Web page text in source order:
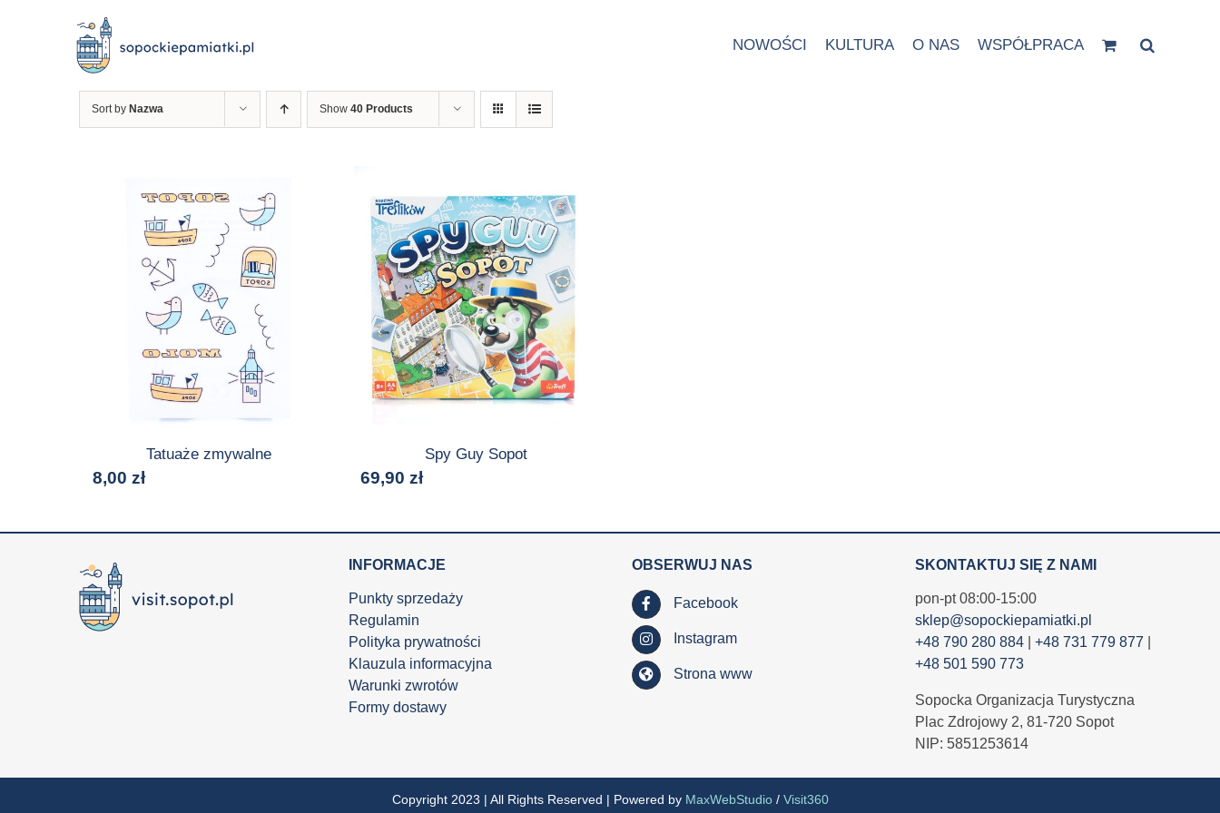
NOWOŚCI KULTURA O NAS WSPÓŁPRACA
Sort by Nazwa Show 40 Products
Tatuaże zmywalne
8,00 zł
Spy Guy Sopot
69,90 zł
INFORMACJE
Punkty sprzedaży
Regulamin
Polityka prywatności
Klauzula informacyjna
Warunki zwrotów
Formy dostawy
OBSERWUJ NAS
Facebook
Instagram
Strona www
SKONTAKTUJ SIĘ Z NAMI
pon-pt 08:00-15:00
sklep@sopockiepamiatki.pl
+48 790 280 884| +48 731 779 877
+48 501 590 773
Sopocka Organizacja Turystyczna
Plac Zdrojowy 2, 81-720 Sopot
NIP: 5851253614
Copyright 2023 | All Rights Reserved | Powered by MaxWebStudio/ Visit360